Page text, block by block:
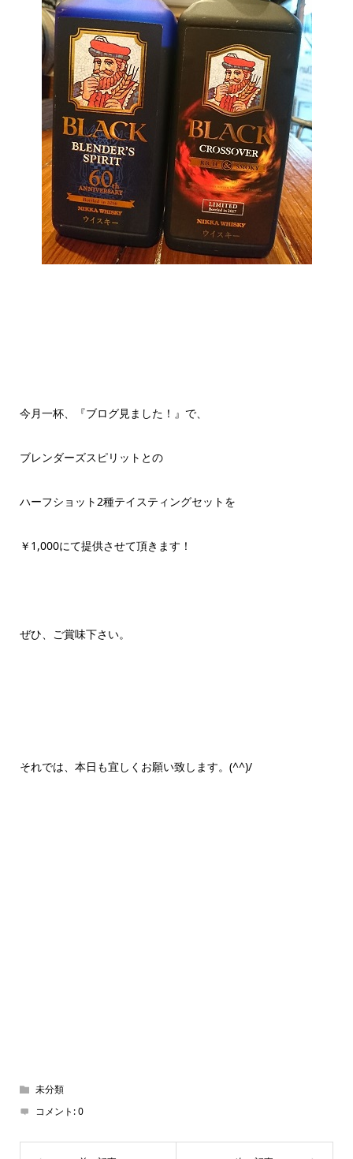
今月一杯、『ブログ見ました！』で、
ブレンダーズスピリットとの
ハーフショット2種テイスティングセットを
￥1,000にて提供させて頂きます！
ぜひ、ご賞味下さい。
それでは、本日も宜しくお願い致します。(^^)/
未分類
コメント:0